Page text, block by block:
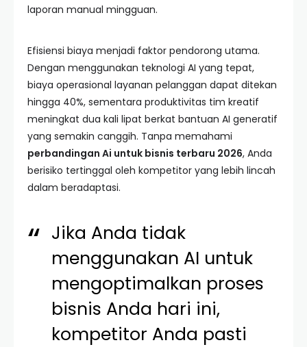
laporan manual mingguan.
Efisiensi biaya menjadi faktor pendorong utama.
Dengan menggunakan teknologi AI yang tepat,
biaya operasional layanan pelanggan dapat ditekan
hingga 40%, sementara produktivitas tim kreatif
meningkat dua kali lipat berkat bantuan AI generatif
yang semakin canggih. Tanpa memahami
perbandingan Ai untuk bisnis terbaru 2026, Anda
berisiko tertinggal oleh kompetitor yang lebih lincah
dalam beradaptasi.
Jika Anda tidak
menggunakan AI untuk
mengoptimalkan proses
bisnis Anda hari ini,
kompetitor Anda pasti